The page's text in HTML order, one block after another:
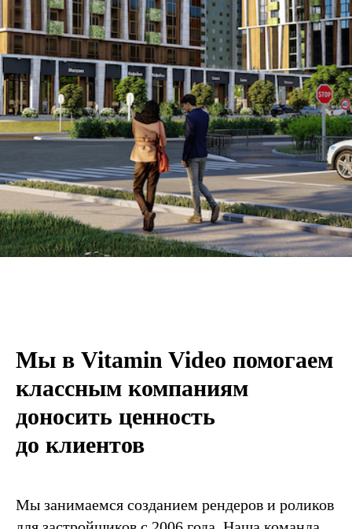
Мы в Vitamin Video помогаем
классным компаниям
доносить ценность
до клиентов
Мы занимаемся созданием рендеров и роликов